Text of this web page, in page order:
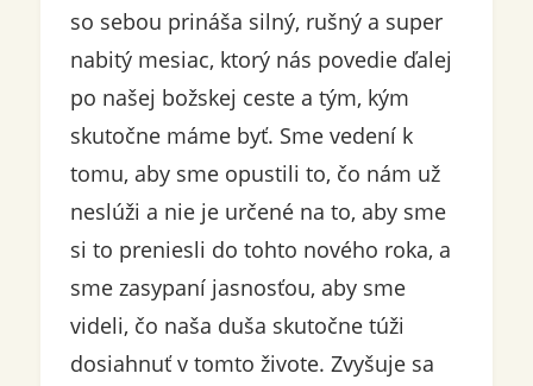
so sebou prináša silný, rušný a super
nabitý mesiac, ktorý nás povedie ďalej
po našej božskej ceste a tým, kým
skutočne máme byť. Sme vedení k
tomu, aby sme opustili to, čo nám už
neslúži a nie je určené na to, aby sme
si to preniesli do tohto nového roka, a
sme zasypaní jasnosťou, aby sme
videli, čo naša duša skutočne túži
dosiahnuť v tomto živote. Zvyšuje sa